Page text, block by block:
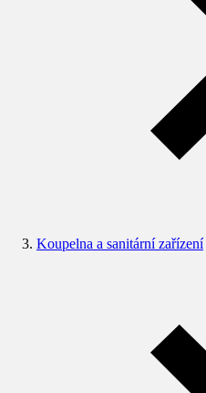
Koupelna a sanitární zařízení